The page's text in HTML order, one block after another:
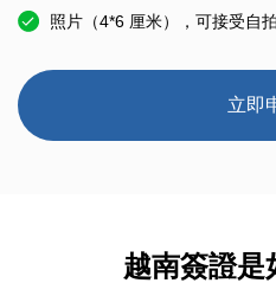
照片（4*6 厘米），可接受自
立即
越南簽證是